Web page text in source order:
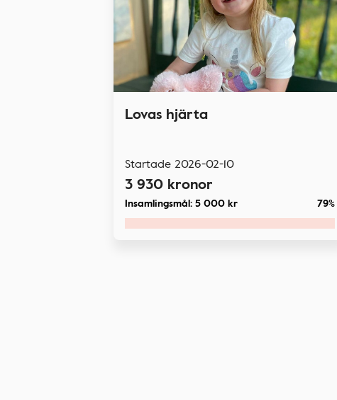
Lovas hjärta
Startade 2026-02-10
3 930 kronor
Insamlingsmål: 5 000 kr 79%